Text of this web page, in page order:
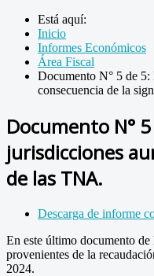
Está aquí:
Inicio
Informes Económicos
Área Fiscal
Documento N° 5 de 5:
consecuencia de la
Documento N°
jurisdicciones
de las TNA.
Descarga de informe
En este último documento
provenientes de la
2024.